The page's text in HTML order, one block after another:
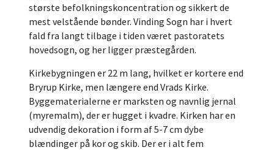
største befolkningskoncentration og sikkert de
mest velstående bønder. Vinding Sogn har i hvert
fald fra langt tilbage i tiden været pastoratets
hovedsogn, og her ligger præstegården.
Kirkebygningen er 22 m lang, hvilket er kortere end
Bryrup Kirke, men længere end Vrads Kirke.
Byggematerialerne er marksten og navnlig jernal
(myremalm), der er hugget i kvadre. Kirken har en
udvendig dekoration i form af 5-7 cm dybe
blændinger på kor og skib. Der er i alt fem